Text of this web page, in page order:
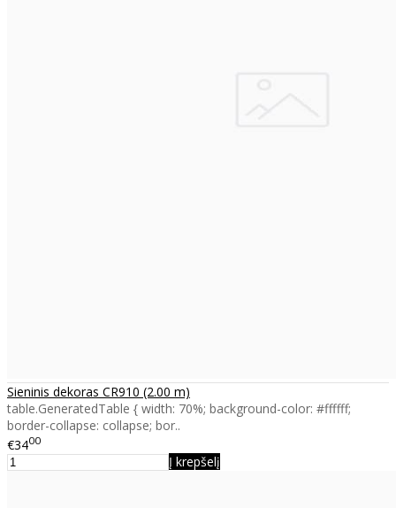
Sieninis dekoras CR910 (2.00 m)
table.GeneratedTable { width: 70%; background-color: #ffffff;
border-collapse: collapse; bor..
€3400
Į krepšelį